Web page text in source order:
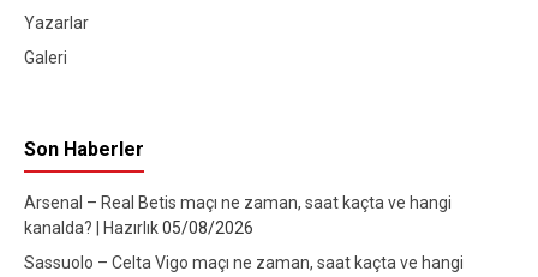
Yazarlar
Galeri
Son Haberler
Arsenal – Real Betis maçı ne zaman, saat kaçta ve hangi
kanalda? | Hazırlık05/08/2026
Sassuolo – Celta Vigo maçı ne zaman, saat kaçta ve hangi